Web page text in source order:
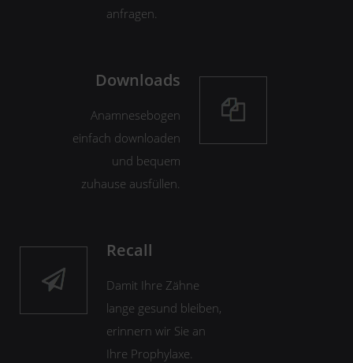
anfragen.
Downloads
Anamnesebogen
einfach downloaden
und bequem
zuhause ausfüllen.
Recall
Damit Ihre Zähne
lange gesund bleiben,
erinnern wir Sie an
Ihre Prophylaxe.